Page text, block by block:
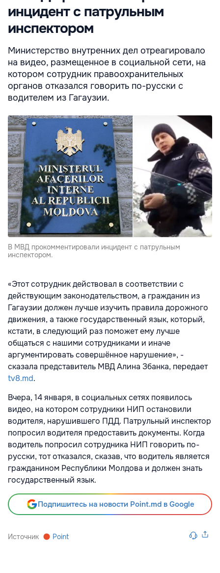
инцидент с патрульным
инспектором
Министерство внутренних дел отреагировало
на видео, размещенное в социальной сети, на
котором сотрудник правоохранительных
органов отказался говорить по-русски с
водителем из Гагаузии.
В МВД прокомментировали инцидент с патрульным
инспектором.
«Этот сотрудник действовал в соответствии с
действующим законодательством, а гражданин из
Гагаузии должен лучше изучить правила дорожного
движения, а также государственный язык, который,
кстати, в следующий раз поможет ему лучше
общаться с нашими сотрудниками и иначе
аргументировать совершённое нарушение», -
сказала представитель МВД Алина Збанка, передает
tv8.md.
Вчера, 14 января, в социальных сетях появилось
видео, на котором сотрудники НИП остановили
водителя, нарушившего ПДД. Патрульный инспектор
попросил водителя предоставить документы. Когда
водитель попросил сотрудника НИП говорить по-
русски, тот отказался, сказав, что водитель является
гражданином Республики Молдова и должен знать
государственный язык.
Подпишитесь на новости Point.md в Google
Источник Point